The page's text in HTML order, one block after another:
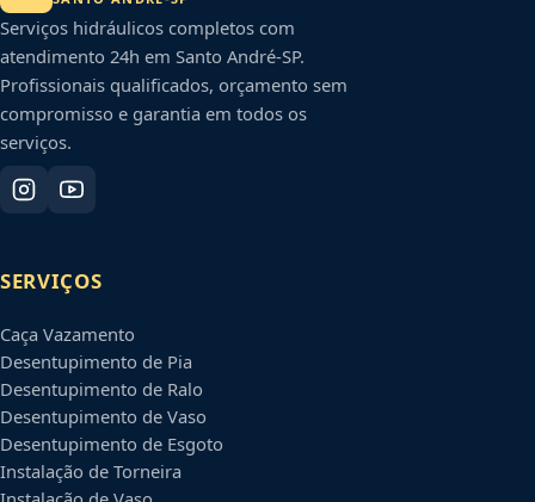
Serviços hidráulicos completos com
atendimento 24h em Santo André-SP.
Profissionais qualificados, orçamento sem
compromisso e garantia em todos os
serviços.
SERVIÇOS
Caça Vazamento
Desentupimento de Pia
Desentupimento de Ralo
Desentupimento de Vaso
Desentupimento de Esgoto
Instalação de Torneira